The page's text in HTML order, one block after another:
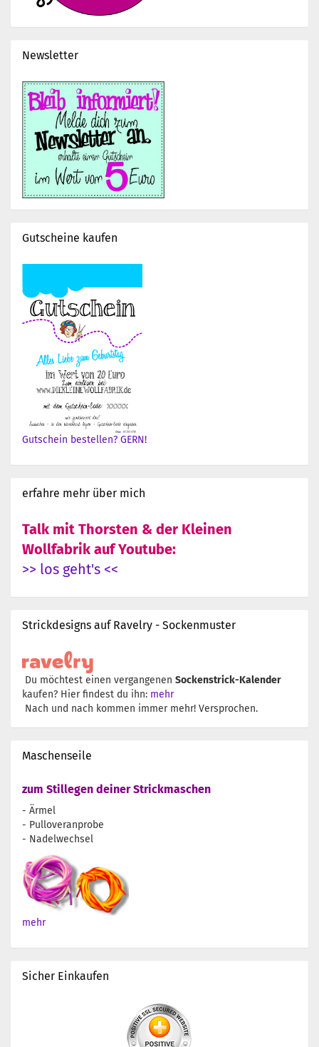
Newsletter
Gutscheine kaufen
Gutschein bestellen? GERN!
erfahre mehr über mich
Talk mit Thorsten & der Kleinen
Wollfabrik auf Youtube:
>> los geht's <<
Strickdesigns auf Ravelry - Sockenmuster
Du möchtest einen vergangenen Sockenstrick-Kalender
kaufen? Hier findest du ihn: mehr
Nach und nach kommen immer mehr! Versprochen.
Maschenseile
zum Stillegen deiner Strickmaschen
- Ärmel
- Pulloveranprobe
- Nadelwechsel
mehr
Sicher Einkaufen